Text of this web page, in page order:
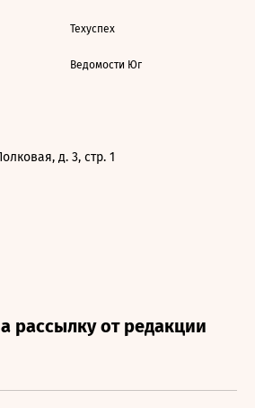
Техуспех
Ведомости Юг
д. 3, стр. 1